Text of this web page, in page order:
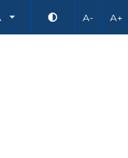
A- A+